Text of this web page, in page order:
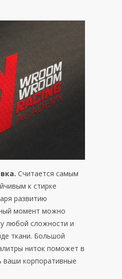
Считается самым
к стирке
развитию
момент можно
любой сложности и
ткани. Большой
ниток поможет в
ваши корпоративные